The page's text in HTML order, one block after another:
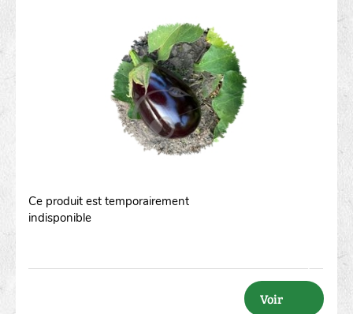
Ce produit est temporairement
indisponible
Voir